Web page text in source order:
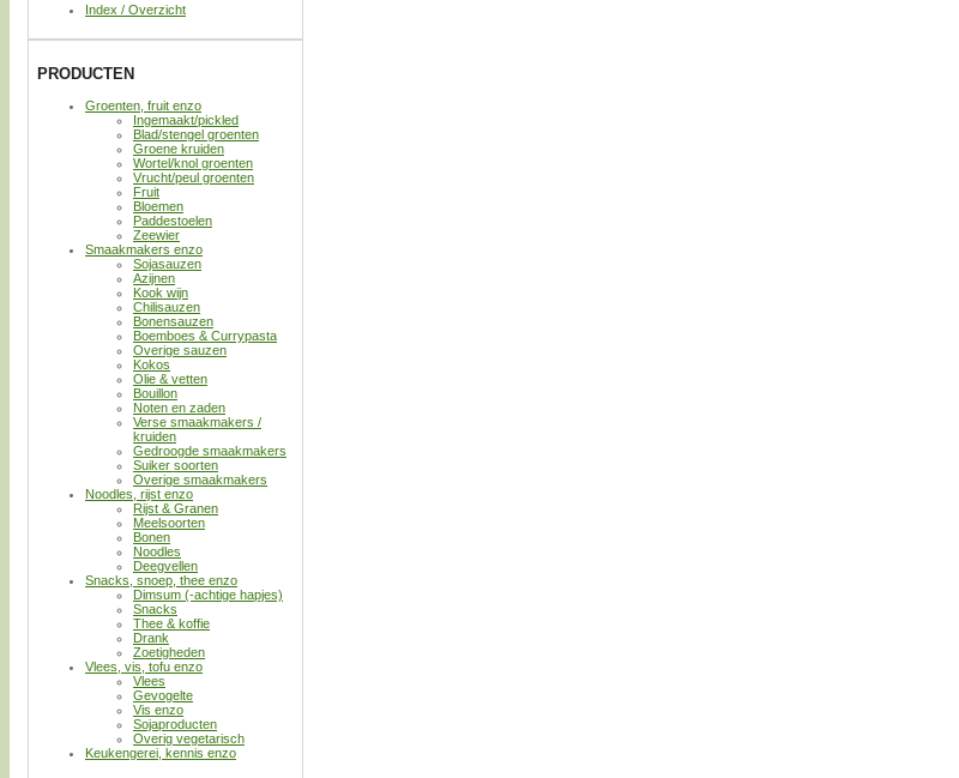
Index / Overzicht
PRODUCTEN
Groenten, fruit enzo
Ingemaakt/pickled
Blad/stengel groenten
Groene kruiden
Wortel/knol groenten
Vrucht/peul groenten
Fruit
Bloemen
Paddestoelen
Zeewier
Smaakmakers enzo
Sojasauzen
Azijnen
Kook wijn
Chilisauzen
Bonensauzen
Boemboes & Currypasta
Overige sauzen
Kokos
Olie & vetten
Bouillon
Noten en zaden
Verse smaakmakers /
kruiden
Gedroogde smaakmakers
Suiker soorten
Overige smaakmakers
Noodles, rijst enzo
Rijst & Granen
Meelsoorten
Bonen
Noodles
Deegvellen
Snacks, snoep, thee enzo
Dimsum (-achtige hapjes)
Snacks
Thee & koffie
Drank
Zoetigheden
Vlees, vis, tofu enzo
Vlees
Gevogelte
Vis enzo
Sojaproducten
Overig vegetarisch
Keukengerei, kennis enzo